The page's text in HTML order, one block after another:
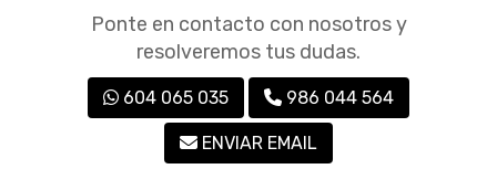
Ponte en contacto con nosotros y
resolveremos tus dudas.
604 065 035 986 044 564
ENVIAR EMAIL